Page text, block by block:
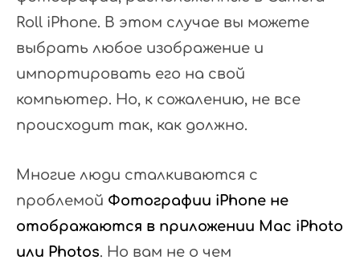
Roll iPhone. В этом случае вы можете
выбрать любое изображение и
импортировать его на свой
компьютер. Но, к сожалению, не все
происходит так, как должно.
Многие люди сталкиваются с
проблемой Фотографии iPhone не
отображаются в приложении Mac iPhoto
или Photos. Но вам не о чем